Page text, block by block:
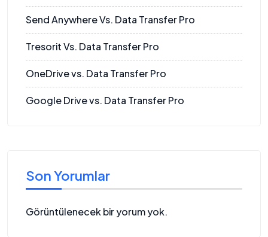
Send Anywhere Vs. Data Transfer Pro
Tresorit Vs. Data Transfer Pro
OneDrive vs. Data Transfer Pro
Google Drive vs. Data Transfer Pro
Son Yorumlar
Görüntülenecek bir yorum yok.